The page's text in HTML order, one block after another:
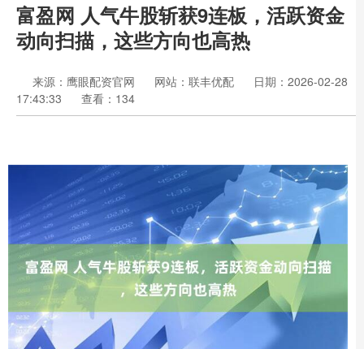
富盈网 人气牛股斩获9连板，活跃资金
动向扫描，这些方向也高热
来源：鹰眼配资官网 网站：联丰优配
日期：2026-02-28
17:43:33
查看：134